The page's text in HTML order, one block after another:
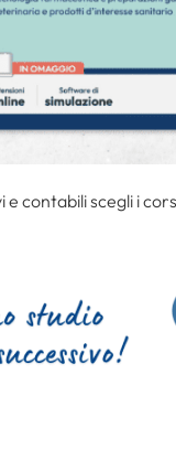
contabili scegli i